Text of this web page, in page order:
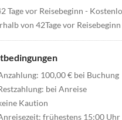
Tage vor Reisebeginn -
von 42Tage vor
100,00 € bei Buchung
bei Anreise
Kaution
frühestens 15:00 Uhr